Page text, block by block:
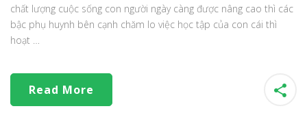
chất lượng cuộc sống con người ngày càng được nâng cao thì các
bậc phụ huynh bên cạnh chăm lo việc học tập của con cái thì
hoạt …
Read More